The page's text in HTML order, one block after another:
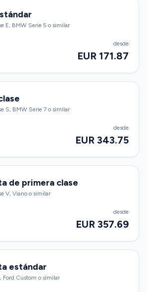
E, BMW Serie 5 o similar
desde
EUR 171.87
S, BMW Serie 7 o similar
desde
EUR 343.75
de primera clase
V, Viano o similar
desde
EUR 357.69
estándar
Ford Custom o similar